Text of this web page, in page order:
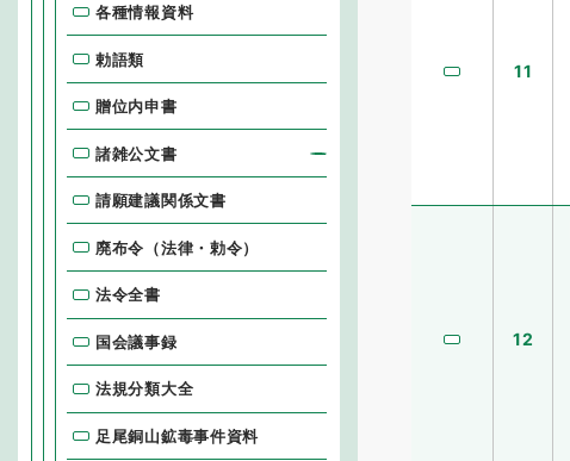
11
12
各種情報資料
勅語類
贈位内申書
諸雑公文書
請願建議関係文書
廃布令（法律・勅令）
法令全書
国会議事録
法規分類大全
足尾銅山鉱毒事件資料